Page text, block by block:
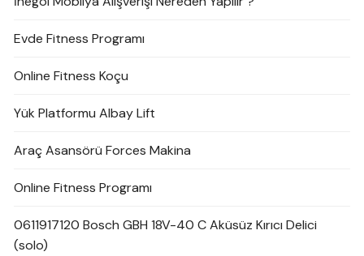
Evde Fitness Programı
Online Fitness Koçu
Yük Platformu Albay Lift
Araç Asansörü Forces Makina
Online Fitness Programı
0611917120 Bosch GBH 18V-40 C Aküsüz Kırıcı Delici
(solo)